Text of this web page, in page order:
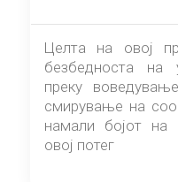
Целта на овој
безбедноста на
преку
смирување на
намали бојот на
овој потег